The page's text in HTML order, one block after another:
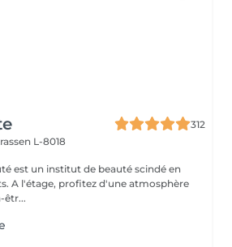
312
L-8018
est un institut de beauté scindé en
êtr...